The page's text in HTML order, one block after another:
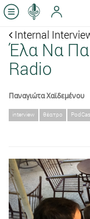
Internal
Έλα Να
Radio
Παναγιώτα Χαϊδεμένου
interview θέατρο
Previous